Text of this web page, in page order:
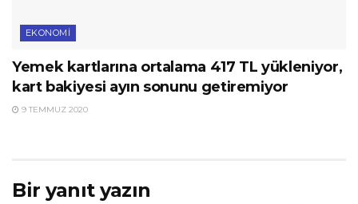
EKONOMI
Yemek kartlarına ortalama 417 TL yükleniyor,
kart bakiyesi ayın sonunu getiremiyor
9 TEMMUZ 2020
Bir yanıt yazın